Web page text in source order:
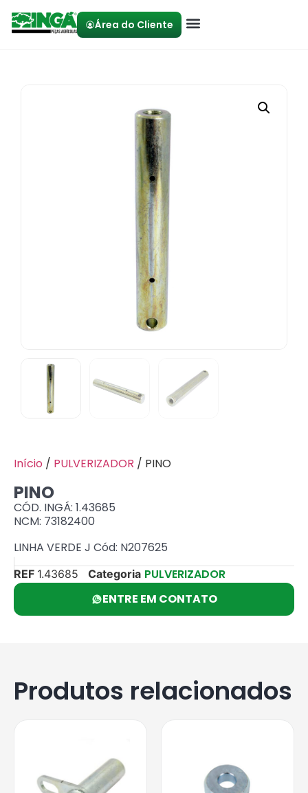
Área do Cliente
Início / PULVERIZADOR / PINO
PINO
CÓD. INGÁ: 1.43685
NCM: 73182400
LINHA VERDE J Cód: N207625
REF 1.43685 Categoria PULVERIZADOR
ENTRE EM CONTATO
Produtos relacionados